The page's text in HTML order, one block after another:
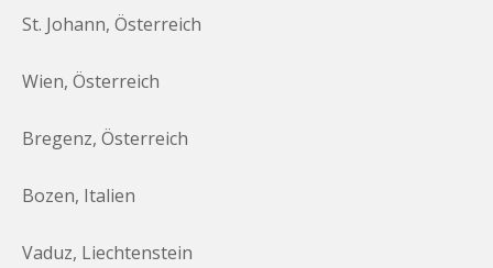
St. Johann, Österreich
Wien, Österreich
Bregenz, Österreich
Bozen, Italien
Vaduz, Liechtenstein